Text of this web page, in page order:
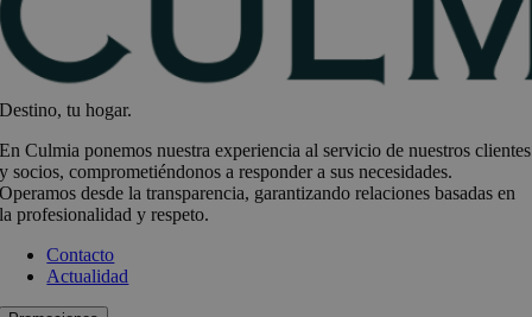
Destino, tu hogar.
En Culmia ponemos nuestra experiencia al servicio de nuestros clientes
y socios, comprometiéndonos a responder a sus necesidades.
Operamos desde la transparencia, garantizando relaciones basadas en
la profesionalidad y respeto.
Contacto
Actualidad